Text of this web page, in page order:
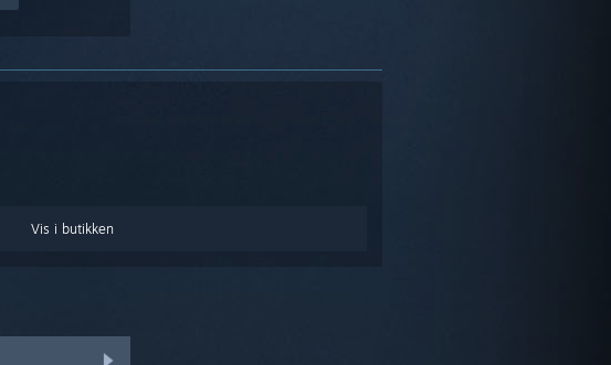
Vis i butikken